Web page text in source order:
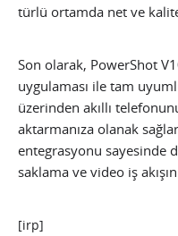
türlü ortamda net ve
Son olarak, PowerShot
uygulaması ile tam
üzerinden akıllı
aktarmanıza olanak
entegrasyonu sayesinde
saklama ve video iş
[irp]